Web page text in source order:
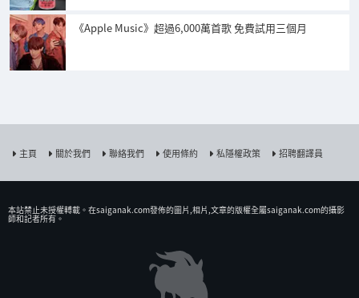
《Apple Music》超過6,000萬首歌 免費試用三個月
主頁 關於我們 聯絡我們 使用條約 私隱權政策 招聘翻譯員
本站禁止未授權𨍭載。在saiganak.com發佈的圖片,相片,文章的版權全屬saiganak.com的攝影
師和記者所有。